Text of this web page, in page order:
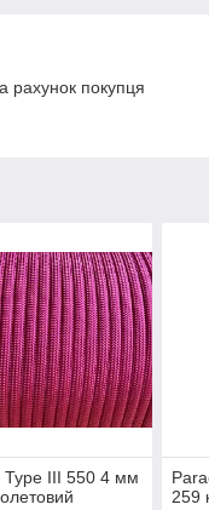
рахунок покупця
Type III 550 4 мм
259